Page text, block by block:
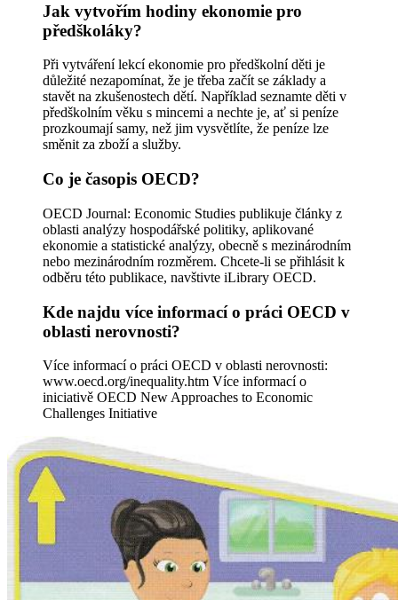
Jak vytvořím hodiny ekonomie pro
předškoláky?
Při vytváření lekcí ekonomie pro předškolní děti je
důležité nezapomínat, že je třeba začít se základy a
stavět na zkušenostech dětí. Například seznamte děti v
předškolním věku s mincemi a nechte je, ať si peníze
prozkoumají samy, než jim vysvětlíte, že peníze lze
směnit za zboží a služby.
Co je časopis OECD?
OECD Journal: Economic Studies publikuje články z
oblasti analýzy hospodářské politiky, aplikované
ekonomie a statistické analýzy, obecně s mezinárodním
nebo mezinárodním rozměrem. Chcete-li se přihlásit k
odběru této publikace, navštivte iLibrary OECD.
Kde najdu více informací o práci OECD v
oblasti nerovnosti?
Více informací o práci OECD v oblasti nerovnosti:
www.oecd.org/inequality.htm Více informací o
iniciativě OECD New Approaches to Economic
Challenges Initiative